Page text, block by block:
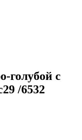
голубой с
/6532